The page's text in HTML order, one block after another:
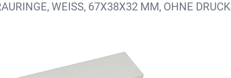
WEISS, 67X38X32 MM, OHNE DRUCK